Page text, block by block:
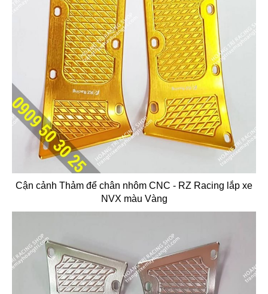
Cận cảnh Thảm để chân nhôm CNC - RZ Racing lắp xe
NVX màu Vàng